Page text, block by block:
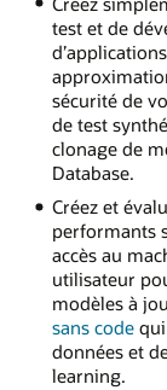
test et de
sécurité de
de test
clonage de
Database.
Créez et
performants
accès au
utilisateur
modèles à
sans codequi
données et
learning.